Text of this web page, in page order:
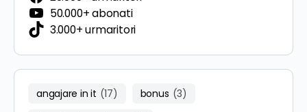
50.000+ abonati
3.000+ urmaritori
angajare in it (17) bonus (3)